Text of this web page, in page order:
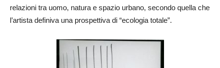
relazioni tra uomo, natura e spazio urbano, secondo quella che
l’artista definiva una prospettiva di “ecologia totale”.